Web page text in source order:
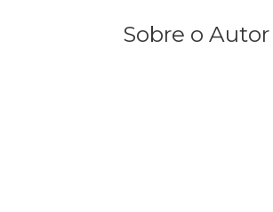
Sobre o Autor